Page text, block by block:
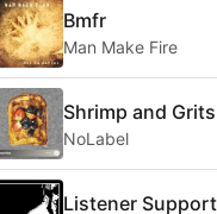
Bmfr
Man Make Fire
Shrimp and Grits
NoLabel
Listener